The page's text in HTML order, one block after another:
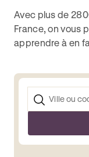
Avec plus de
France, on vous
apprendre à en